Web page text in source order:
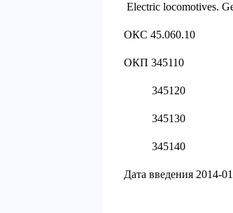
Electric locomotives.
ОКС 45.060.10
ОКП 345110
345120
345130
345140
Дата введения 2014-